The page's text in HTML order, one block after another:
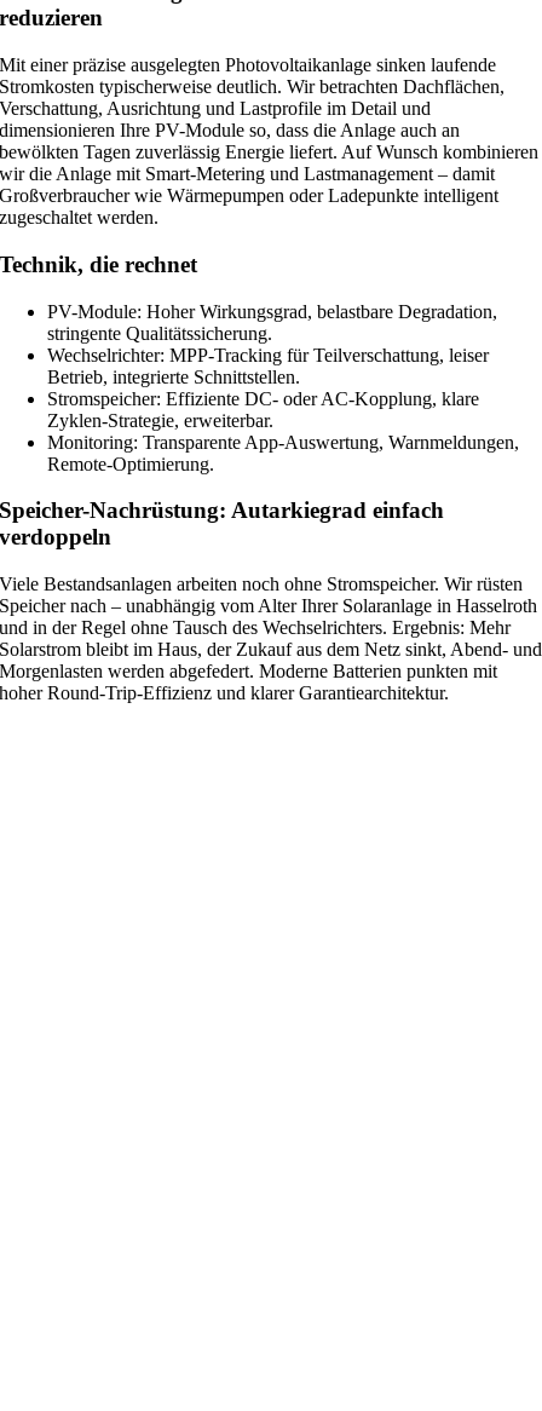
reduzieren
Mit einer präzise ausgelegten Photovoltaikanlage sinken laufende
Stromkosten typischerweise deutlich. Wir betrachten Dachflächen,
Verschattung, Ausrichtung und Lastprofile im Detail und
dimensionieren Ihre PV-Module so, dass die Anlage auch an
bewölkten Tagen zuverlässig Energie liefert. Auf Wunsch kombinieren
wir die Anlage mit Smart-Metering und Lastmanagement – damit
Großverbraucher wie Wärmepumpen oder Ladepunkte intelligent
zugeschaltet werden.
Technik, die rechnet
PV-Module: Hoher Wirkungsgrad, belastbare Degradation,
stringente Qualitätssicherung.
Wechselrichter: MPP-Tracking für Teilverschattung, leiser
Betrieb, integrierte Schnittstellen.
Stromspeicher: Effiziente DC- oder AC-Kopplung, klare
Zyklen-Strategie, erweiterbar.
Monitoring: Transparente App-Auswertung, Warnmeldungen,
Remote-Optimierung.
Speicher-Nachrüstung: Autarkiegrad einfach
verdoppeln
Viele Bestandsanlagen arbeiten noch ohne Stromspeicher. Wir rüsten
Speicher nach – unabhängig vom Alter Ihrer Solaranlage in Hasselroth
und in der Regel ohne Tausch des Wechselrichters. Ergebnis: Mehr
Solarstrom bleibt im Haus, der Zukauf aus dem Netz sinkt, Abend- und
Morgenlasten werden abgefedert. Moderne Batterien punkten mit
hoher Round-Trip-Effizienz und klarer Garantiearchitektur.